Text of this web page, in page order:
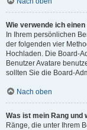
Wie verwende ich
In Ihrem persönlichen
der folgenden vier
Hochladen. Die Board-
Benutzer Avatare
sollten Sie die Board-
Nach oben
Was ist mein Rang und
Ränge, die unter Ihrem